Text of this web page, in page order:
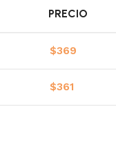
PRECIO
$369
$361